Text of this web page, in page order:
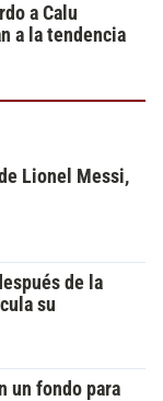
a Calu
a la tendencia
Lionel Messi,
de la
su
un fondo para